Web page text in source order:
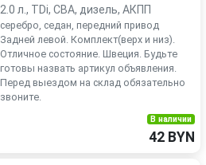
2.0 л., TDi, CBA, дизель, АКПП
серебро, седан, передний привод
Задней левой. Комплект(верх и низ).
Отличное состояние. Швеция. Будьте
готовы назвать артикул объявления.
Перед выездом на склад обязательно
звоните.
В наличии
42 BYN